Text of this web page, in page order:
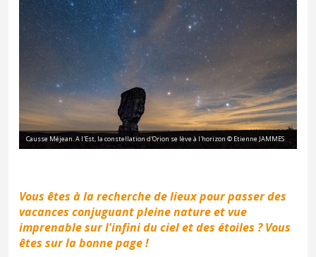
Causse Méjean. A l'Est, la constellation d'Orion se lève à l'horizon © Etienne JAMMES
Vous êtes à la recherche de lieux pour passer des
vacances conjuguant pleine nature et vue
imprenable sur l'infini du ciel et des étoiles ? Vous
êtes sur la bonne page !